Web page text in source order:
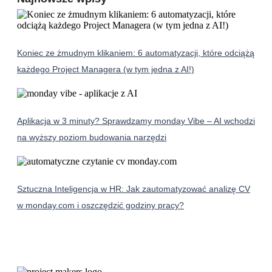
Koniec ze żmudnym klikaniem: 6 automatyzacji, które odciążą
każdego Project Managera (w tym jedna z AI!)
Aplikacja w 3 minuty? Sprawdzamy monday Vibe – AI wchodzi
na wyższy poziom budowania narzędzi
Sztuczna Inteligencja w HR: Jak zautomatyzować analizę CV
w monday.com i oszczędzić godziny pracy?